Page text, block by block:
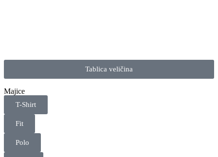
Tablica veličina
Majice
T-Shirt
Fit
Polo